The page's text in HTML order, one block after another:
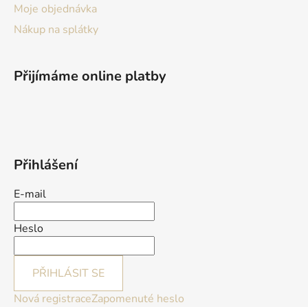
Moje objednávka
Nákup na splátky
Přijímáme online platby
Přihlášení
E-mail
Heslo
PŘIHLÁSIT SE
Nová registraceZapomenuté heslo